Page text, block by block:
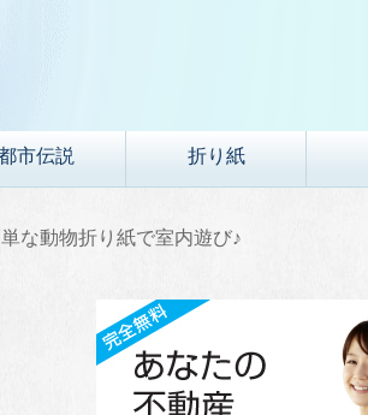
市伝説 折り紙
な動物折り紙で室内遊び♪